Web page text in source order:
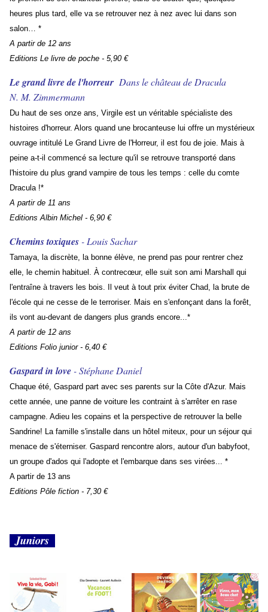
heures plus tard, elle va se retrouver nez à nez avec lui dans son
salon… *
A partir de 12 ans
Editions Le livre de poche - 5,90 €
Le grand livre de l'horreur Dans le château de Dracula
N. M. Zimmermann
Du haut de ses onze ans, Virgile est un véritable spécialiste des
histoires d'horreur. Alors quand une brocanteuse lui offre un mystérieux
ouvrage intitulé Le Grand Livre de l'Horreur, il est fou de joie. Mais à
peine a-t-il commencé sa lecture qu'il se retrouve transporté dans
l'histoire du plus grand vampire de tous les temps : celle du comte
Dracula !*
A partir de 11 ans
Editions Albin Michel - 6,90 €
Chemins toxiques - Louis Sachar
Tamaya, la discrète, la bonne élève, ne prend pas pour rentrer chez
elle, le chemin habituel. À contrecœur, elle suit son ami Marshall qui
l'entraîne à travers les bois. Il veut à tout prix éviter Chad, la brute de
l'école qui ne cesse de le terroriser. Mais en s'enfonçant dans la forêt,
ils vont au-devant de dangers plus grands encore...*
A partir de 12 ans
Editions Folio junior - 6,40 €
Gaspard in love - Stéphane Daniel
Chaque été, Gaspard part avec ses parents sur la Côte d'Azur. Mais
cette année, une panne de voiture les contraint à s'arrêter en rase
campagne. Adieu les copains et la perspective de retrouver la belle
Sandrine! La famille s'installe dans un hôtel miteux, pour un séjour qui
menace de s'éterniser. Gaspard rencontre alors, autour d'un babyfoot,
un groupe d'ados qui l'adopte et l'embarque dans ses virées... *
A partir de 13 ans
Editions Pôle fiction - 7,30 €
Juniors